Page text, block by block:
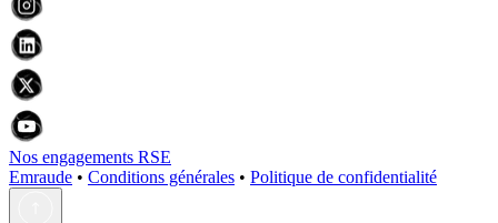
Nos engagements RSE
Emraude • Conditions générales • Politique de confidentialité